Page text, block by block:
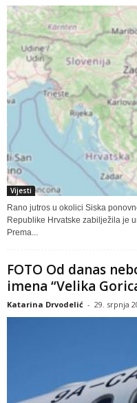
Vijesti
Rano jutros u okolici Siska
Republike Hrvatske zabilježila je
Prema...
FOTO Od danas
imena “Velika
Katarina Drvodelić - 29. srpnja